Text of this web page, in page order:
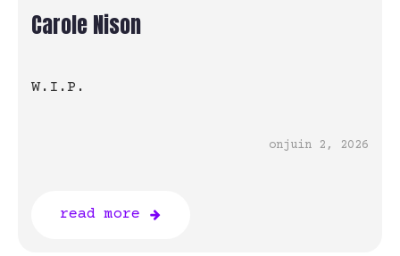
Carole Nison
W.I.P.
onjuin 2, 2026
read more